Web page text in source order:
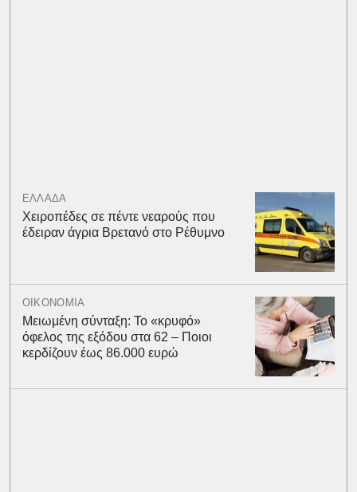
ΕΛΛΑΔΑ
Χειροπέδες σε πέντε νεαρούς που
έδειραν άγρια Βρετανό στο Ρέθυμνο
ΟΙΚΟΝΟΜΙΑ
Μειωμένη σύνταξη: Το «κρυφό»
όφελος της εξόδου στα 62 – Ποιοι
κερδίζουν έως 86.000 ευρώ